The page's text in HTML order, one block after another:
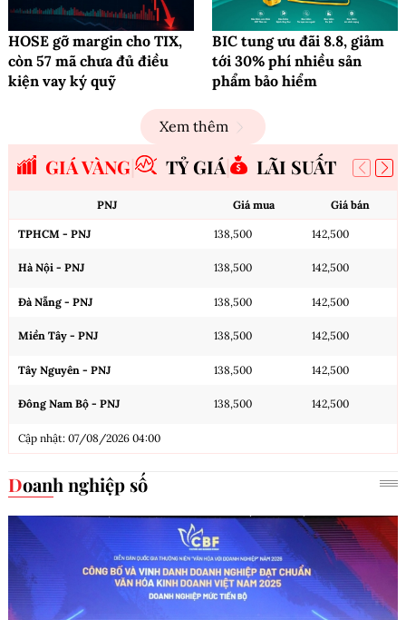
HOSE gỡ margin cho TIX,
còn 57 mã chưa đủ điều
kiện vay ký quỹ
BIC tung ưu đãi 8.8, giảm
tới 30% phí nhiều sản
phẩm bảo hiểm
Xem thêm
GIÁ VÀNG TỶ GIÁ LÃI SUẤT
PNJ Giá mua Giá bán
TPHCM - PNJ 138,500 142,500
Hà Nội - PNJ 138,500 142,500
Đà Nẵng - PNJ 138,500 142,500
Miền Tây - PNJ 138,500 142,500
Tây Nguyên - PNJ 138,500 142,500
Đông Nam Bộ - PNJ 138,500 142,500
Cập nhật: 07/08/2026 04:00
Doanh nghiệp số